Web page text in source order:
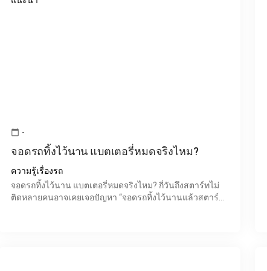
calendar_today -
จอดรถทิ้งไว้นาน แบตเตอรี่หมดจริงไหม?
ความรู้เรื่องรถ
จอดรถทิ้งไว้นาน แบตเตอรี่หมดจริงไหม? กี่วันถึงสตาร์ทไม่
ติดหลายคนอาจเคยเจอปัญหา “จอดรถทิ้งไว้นานแล้วสตาร์ท